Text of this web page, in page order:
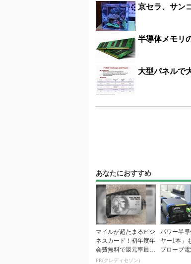
京セラ、サン
半導体メモリ
大型パネルで
あなたにおすすめ
マイルが超たまるビジ
ネスカード！初年度年
会費無料で還元率最大
1.125%
PR(クレディセゾン)
パワー半
ヤー1本
プローブ